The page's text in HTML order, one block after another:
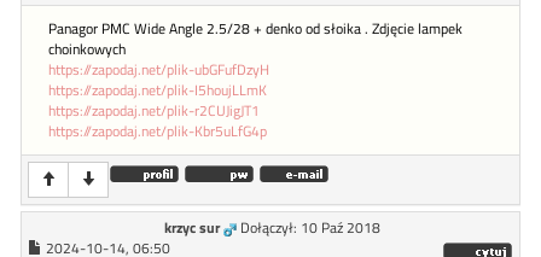
Panagor PMC Wide Angle 2.5/28 + denko od słoika . Zdjęcie lampek
choinkowych
https://zapodaj.net/plik-ubGFufDzyH
https://zapodaj.net/plik-I5houjLLmK
https://zapodaj.net/plik-r2CUJigJT1
https://zapodaj.net/plik-Kbr5uLfG4p
krzyc sur
Dołączył: 10 Paź 2018
2024-10-14, 06:50